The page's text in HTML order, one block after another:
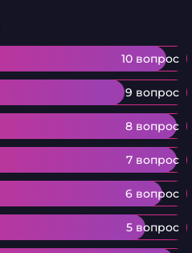
10 вопрос
9 вопрос
8 вопрос
7 вопрос
6 вопрос
5 вопрос